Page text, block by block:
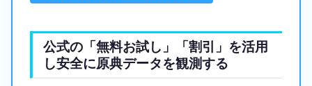
公式の「無料お試し」「割引」を活用
し安全に原典データを観測する